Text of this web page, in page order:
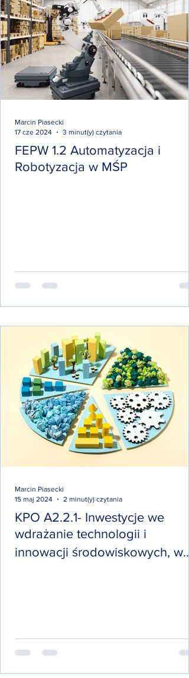
FEPW 1.2 Automatyzacja i
Robotyzacja w MŚP
Marcin Piasecki
17 cze 2024
3 minut(y) czytania
KPO A2.2.1- Inwestycje we
wdrażanie technologii i
innowacji środowiskowych, w
Marcin Piasecki
15 maj 2024
2 minut(y) czytania